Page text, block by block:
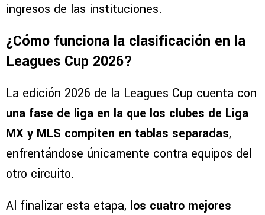
ingresos de las instituciones.
¿Cómo funciona la clasificación en la
Leagues Cup 2026?
La edición 2026 de la Leagues Cup cuenta con
una fase de liga en la que los clubes de Liga
MX y MLS compiten en tablas separadas,
enfrentándose únicamente contra equipos del
otro circuito.
Al finalizar esta etapa, los cuatro mejores